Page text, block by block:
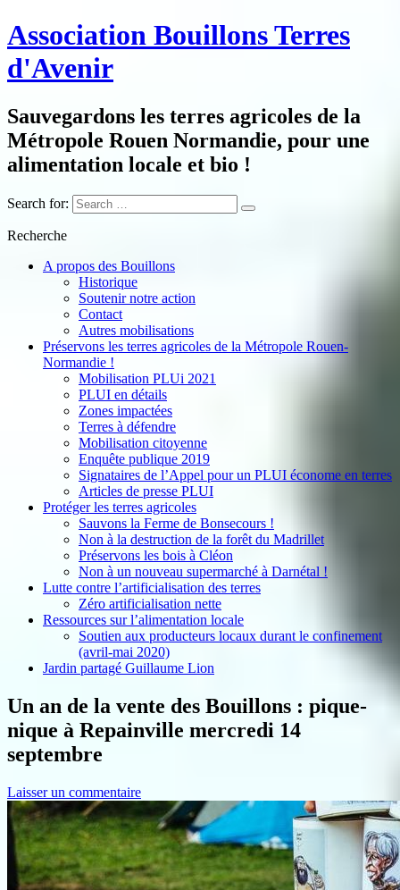
Association Bouillons Terres
d'Avenir
Sauvegardons les terres agricoles de la
Métropole Rouen Normandie, pour une
alimentation locale et bio !
Search for:
Recherche
A propos des Bouillons
Historique
Soutenir notre action
Contact
Autres mobilisations
Préservons les terres agricoles de la Métropole Rouen-
Normandie !
Mobilisation PLUi 2021
PLUI en détails
Zones impactées
Terres à défendre
Mobilisation citoyenne
Enquête publique 2019
Signataires de l’Appel pour un PLUI économe en terres
Articles de presse PLUI
Protéger les terres agricoles
Sauvons la Ferme de Bonsecours !
Non à la destruction de la forêt du Madrillet
Préservons les bois à Cléon
Non à un nouveau supermarché à Darnétal !
Lutte contre l’artificialisation des terres
Zéro artificialisation nette
Ressources sur l’alimentation locale
Soutien aux producteurs locaux durant le confinement
(avril-mai 2020)
Jardin partagé Guillaume Lion
Un an de la vente des Bouillons : pique-
nique à Repainville mercredi 14
septembre
Laisser un commentaire